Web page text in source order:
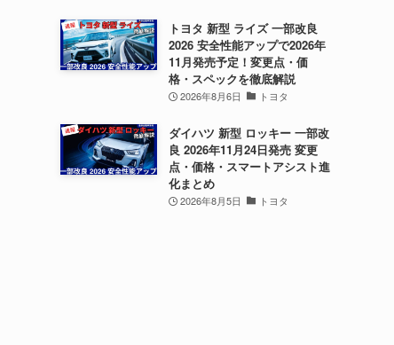
トヨタ 新型 ライズ 一部改良
2026 安全性能アップで2026年
11月発売予定！変更点・価
格・スペックを徹底解説
2026年8月6日 トヨタ
ダイハツ 新型 ロッキー 一部改
良 2026年11月24日発売 変更
点・価格・スマートアシスト進
化まとめ
2026年8月5日 トヨタ